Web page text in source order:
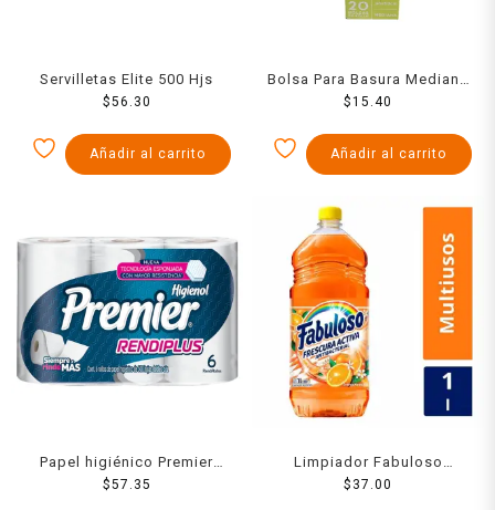
Servilletas Elite 500 Hjs
$56.30
Añadir al carrito
Bolsa Para Basura Mediana
20 Pzs
$15.40
Añadir al carrito
Papel higiénico Premier
Rendiplus 6 Rollos 500
$57.35
Limpiador Fabuloso
Energia Naranja 1000 Ml
$ 37.00